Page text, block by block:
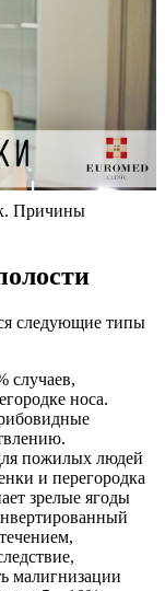
Причины
следующие типы
случаев,
носа.
пожилых людей
и перегородка
зрелые ягоды
малигнизации